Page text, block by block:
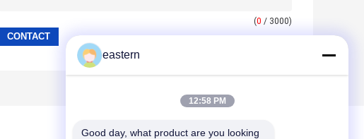
(0 / 3000)
eastern
12:58 PM
Good day, what product are you looking